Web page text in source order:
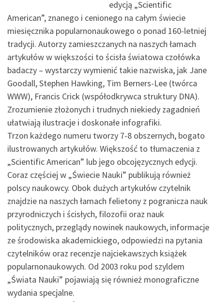
edycją „Scientific
American”, znanego i cenionego na całym świecie
miesięcznika popularnonaukowego o ponad 160-letniej
tradycji. Autorzy zamieszczanych na naszych łamach
artykułów w większości to ścisła światowa czołówka
badaczy – wystarczy wymienić takie nazwiska, jak Jane
Goodall, Stephen Hawking, Tim Berners-Lee (twórca
WWW), Francis Crick (współodkrywca struktury DNA).
Zrozumienie złożonych i trudnych niekiedy zagadnień
ułatwiają ilustracje i doskonałe infografiki.
Trzon każdego numeru tworzy 7-8 obszernych, bogato
ilustrowanych artykułów. Większość to tłumaczenia z
„Scientific American” lub jego obcojęzycznych edycji.
Coraz częściej w „Świecie Nauki” publikują również
polscy naukowcy. Obok dużych artykułów czytelnik
znajdzie na naszych łamach felietony z pogranicza nauk
przyrodniczych i ścisłych, filozofii oraz nauk
politycznych, przeglądy nowinek naukowych, informacje
ze środowiska akademickiego, odpowiedzi na pytania
czytelników oraz recenzje najciekawszych książek
popularnonaukowych. Od 2003 roku pod szyldem
„Świata Nauki” pojawiają się również monograficzne
wydania specjalne.